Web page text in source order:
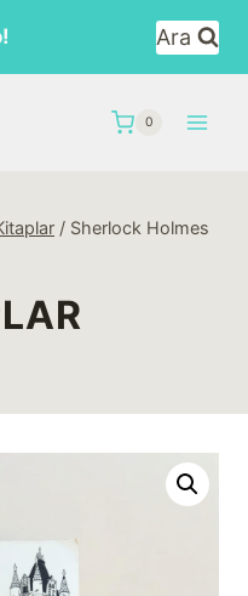
Ara
0
/ Sherlock Holmes